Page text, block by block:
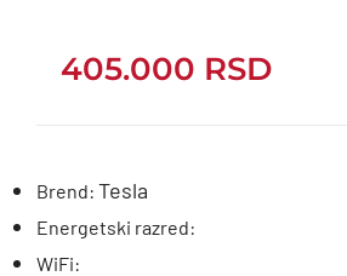
405.000 RSD
Brend: Tesla
Energetski razred:
WiFi: